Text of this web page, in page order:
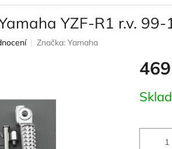
YZF-R1 r.v.
Značka: Yamaha
cena: